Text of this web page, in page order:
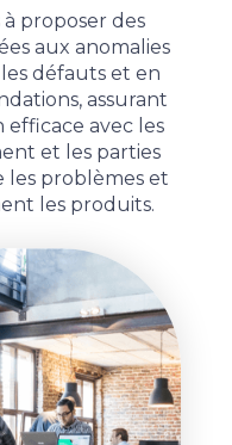
proposer des
aux anomalies
défauts et en
assurant
avec les
et les parties
les problèmes et
les produits.